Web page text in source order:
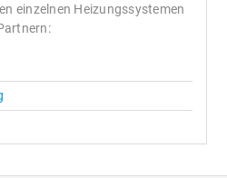
einzelnen Heizungssystemen